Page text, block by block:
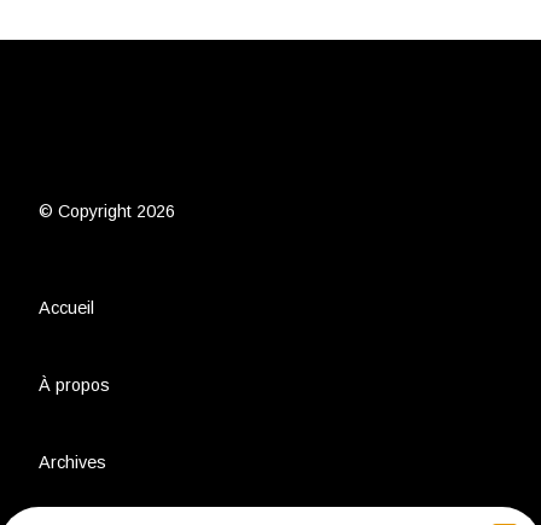
© Copyright 2026
Accueil
À propos
Archives